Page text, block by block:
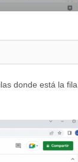
donde está la fila